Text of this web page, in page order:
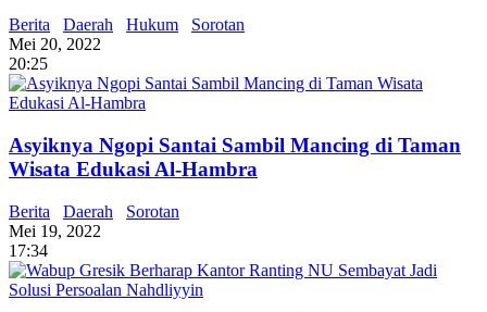
Berita Daerah Hukum
Sorotan
Mei 20, 2022
20:25
Asyiknya Ngopi Santai Sambil Mancing di Taman
Wisata Edukasi Al-Hambra
Berita Daerah
Sorotan
Mei 19, 2022
17:34